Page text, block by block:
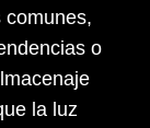
comunes,
o
la luz